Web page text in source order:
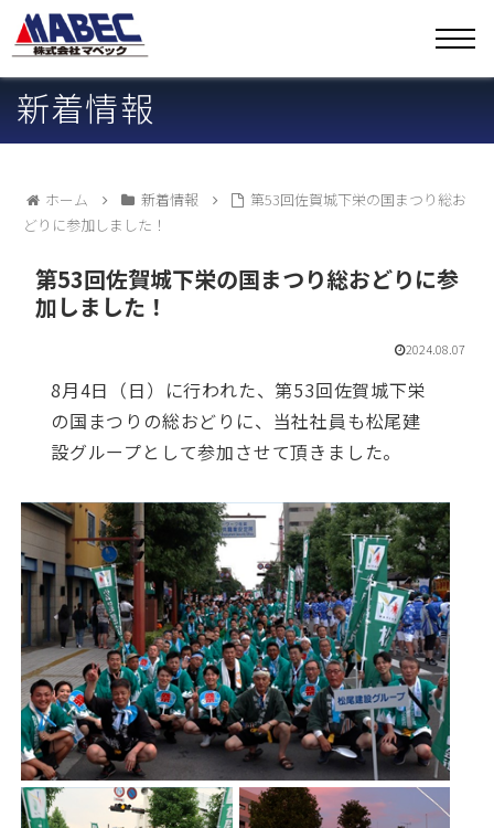
新着情報
ホーム 新着情報
第53回佐賀城下栄の国まつり総お
どりに参加しました！
第53回佐賀城下栄の国まつり総おどりに参
加しました！
2024.08.07
8月4日（日）に行われた、第53回佐賀城下栄
の国まつりの総おどりに、当社社員も松尾建
設グループとして参加させて頂きました。